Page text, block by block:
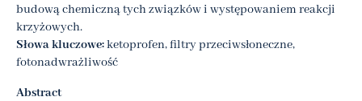
budową chemiczną tych związków i występowaniem reakcji
krzyżowych.
Słowa kluczowe:ketoprofen, filtry przeciwsłoneczne,
fotonadwrażliwość
Abstract